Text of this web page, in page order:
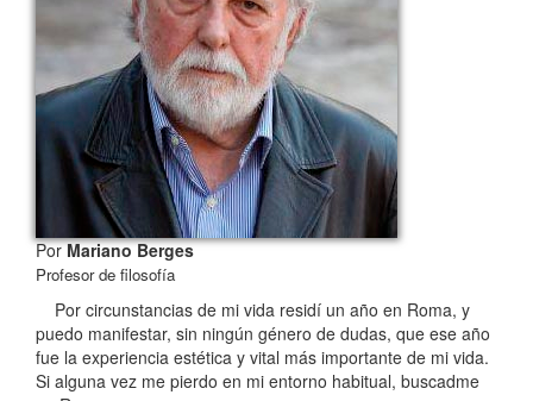
PorMariano Berges
Profesor de filosofía
Por circunstancias de mi vida residí un año en Roma, y
puedo manifestar, sin ningún género de dudas, que ese año
fue la experiencia estética y vital más importante de mi vida.
Si alguna vez me pierdo en mi entorno habitual, buscadme